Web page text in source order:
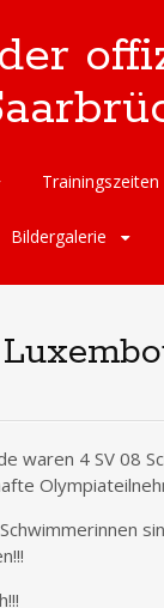
Trainingszeiten
Bildergalerie
waren 4 SV 08